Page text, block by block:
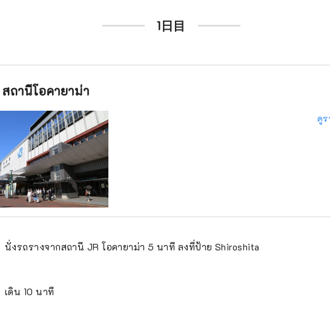
1日目
สถานีโอคายาม่า
ดูร
นั่งรถรางจากสถานี JR โอคายาม่า 5 นาที ลงที่ป้าย Shiroshita
เดิน 10 นาที